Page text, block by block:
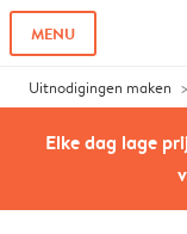
MENU
Uitnodigingen maken
Elke dag lage